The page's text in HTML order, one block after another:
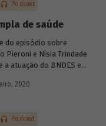
No sexto episódio
, Marta
(BNDES) e Tatiana
sobre importância
enfrentar os principais
ao
Podcast
de saúde
do episódio sobre
Pieroni e Nísia Trindade
a atuação do BNDES e
para a
industrial e de
2020
Podcast